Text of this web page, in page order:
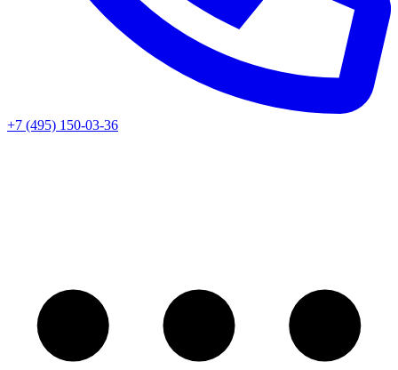
+7 (495) 150-03-36